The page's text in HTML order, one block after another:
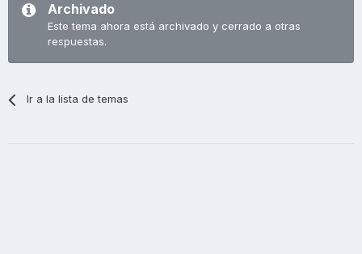
Archivado
Este tema ahora está archivado y cerrado a otras
respuestas.
Ir a la lista de temas